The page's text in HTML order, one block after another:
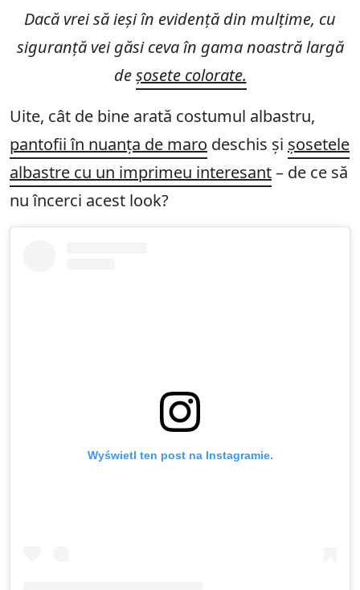
Dacă vrei să ieși în evidență din mulțime, cu
siguranță vei găsi ceva în gama noastră largă
deșosete colorate.
Uite, cât de bine arată costumul albastru,
pantofii în nuanța de maro deschis și șosetele
albastre cu un imprimeu interesant– de ce să
nu încerci acest look?
Wyświetl ten post na Instagramie.